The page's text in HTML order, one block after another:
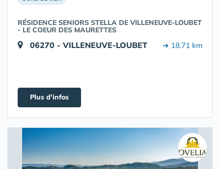
RÉSIDENCE SENIORS STELLA DE VILLENEUVE-LOUBET
- LE COEUR DES MAURETTES
06270 - VILLENEUVE-LOUBET ➔ 18.71 km
Plus d'infos